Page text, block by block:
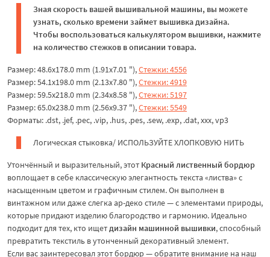
Зная скорость вашей вышивальной машины, вы можете
узнать, сколько времени займет вышивка дизайна.
Чтобы воспользоваться калькулятором вышивки, нажмите
на количество стежков в описании товара.
Размер: 48.6x178.0 mm (1.91x7.01 "),Стежки: 4556
Размер: 54.1x198.0 mm (2.13x7.80 "),Стежки: 4919
Размер: 59.5x218.0 mm (2.34x8.58 "),Стежки: 5197
Размер: 65.0x238.0 mm (2.56x9.37 "),Стежки: 5549
Форматы: .dst, .jef, .pec, .vip, .hus, .pes, .sew, .exp, .dat, xxx, vp3
Логическая стыковка/ ИСПОЛЬЗУЙТЕ ХЛОПКОВУЮ НИТЬ
Утончённый и выразительный, этот Красный лиственный бордюр
воплощает в себе классическую элегантность текста «листва» с
насыщенным цветом и графичным стилем. Он выполнен в
винтажном или даже слегка ар-деко стиле — с элементами природы,
которые придают изделию благородство и гармонию. Идеально
подходит для тех, кто ищет дизайн машинной вышивки, способный
превратить текстиль в утонченный декоративный элемент.
Если вас заинтересовал этот бордюр — обратите внимание на наш